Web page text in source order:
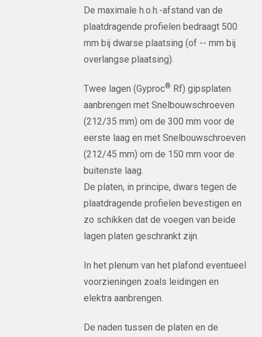
De maximale h.o.h.-afstand van de
plaatdragende profielen bedraagt 500
mm bij dwarse plaatsing (of -- mm bij
overlangse plaatsing).
Twee lagen (Gyproc® Rf) gipsplaten
aanbrengen met Snelbouwschroeven
(212/35 mm) om de 300 mm voor de
eerste laag en met Snelbouwschroeven
(212/45 mm) om de 150 mm voor de
buitenste laag.
De platen, in principe, dwars tegen de
plaatdragende profielen bevestigen en
zo schikken dat de voegen van beide
lagen platen geschrankt zijn.
In het plenum van het plafond eventueel
voorzieningen zoals leidingen en
elektra aanbrengen.
De naden tussen de platen en de